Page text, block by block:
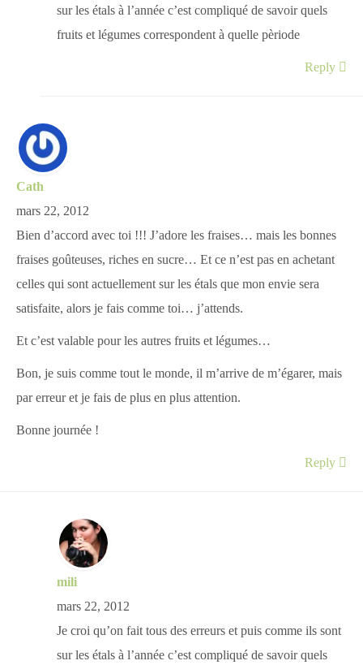
sur les étals à l’année c’est compliqué de savoir quels
fruits et légumes correspondent à quelle pèriode
Reply
Cath
mars 22, 2012
Bien d’accord avec toi !!! J’adore les fraises… mais les bonnes
fraises goûteuses, riches en sucre… Et ce n’est pas en achetant
celles qui sont actuellement sur les étals que mon envie sera
satisfaite, alors je fais comme toi… j’attends.
Et c’est valable pour les autres fruits et légumes…
Bon, je suis comme tout le monde, il m’arrive de m’égarer, mais
par erreur et je fais de plus en plus attention.
Bonne journée !
Reply
mili
mars 22, 2012
Je croi qu’on fait tous des erreurs et puis comme ils sont
sur les étals à l’année c’est compliqué de savoir quels